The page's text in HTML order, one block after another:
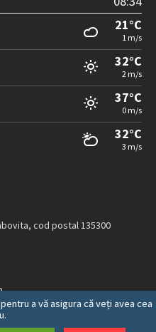
21°C
1 m/s
32°C
2 m/s
37°C
0 m/s
32°C
3 m/s
cod postal 135300
a vă asigura că veți avea cea